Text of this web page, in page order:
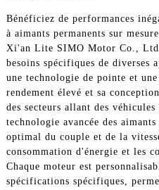
Bénéficiez de performances
à aimants permanents sur
Xi'an Lite SIMO Motor Co.,
besoins spécifiques de diverses
une technologie de pointe et
rendement élevé et sa
des secteurs allant des
technologie avancée des
optimal du couple et de la
consommation d'énergie et les
Chaque moteur est
spécifications spécifiques,